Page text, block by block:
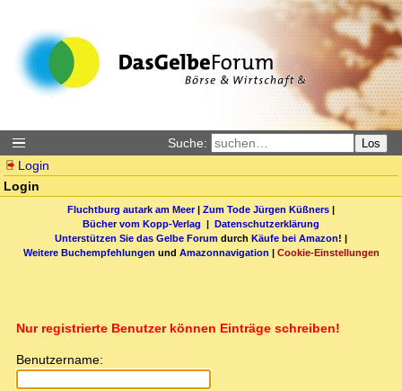
Suche: Los
Login
Login
Fluchtburg autark am Meer| Zum Tode Jürgen Küßners |
Bücher vom Kopp-Verlag | Datenschutzerklärung
Unterstützen Sie das Gelbe Forum durch Käufe bei Amazon! |
Weitere Buchempfehlungen und Amazonnavigation | Cookie-Einstellungen
Nur registrierte Benutzer können Einträge schreiben!
Benutzername: